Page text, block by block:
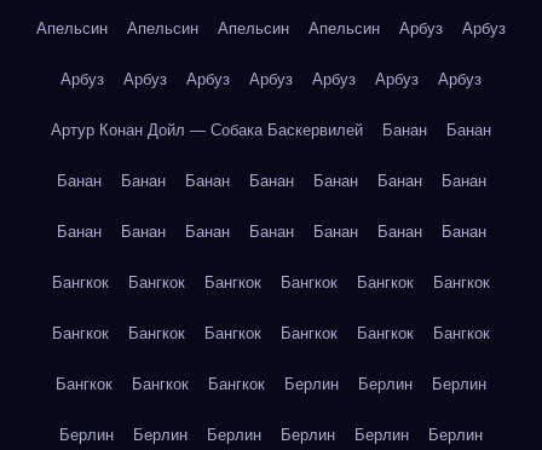
Апельсин Апельсин Апельсин Апельсин Арбуз Арбуз
Арбуз Арбуз Арбуз Арбуз Арбуз Арбуз Арбуз
Артур Конан Дойл — Собака Баскервилей Банан Банан
Банан Банан Банан Банан Банан Банан Банан
Банан Банан Банан Банан Банан Банан Банан
Бангкок Бангкок Бангкок Бангкок Бангкок Бангкок
Бангкок Бангкок Бангкок Бангкок Бангкок Бангкок
Бангкок Бангкок Бангкок Берлин Берлин Берлин
Берлин Берлин Берлин Берлин Берлин Берлин